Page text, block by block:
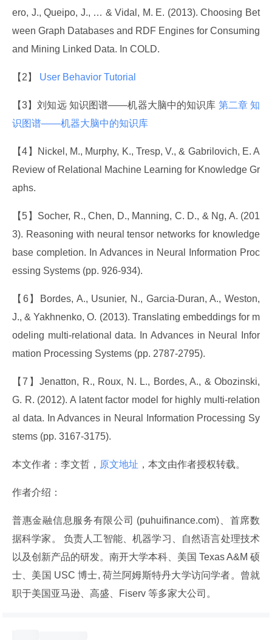
ero, J., Queipo, J., … & Vidal, M. E. (2013). Choosing Bet
ween Graph Databases and RDF Engines for Consuming
and Mining Linked Data. In COLD.
【2】 User Behavior Tutorial
【3】刘知远 知识图谱——机器大脑中的知识库 第二章 知
识图谱——机器大脑中的知识库
【4】Nickel, M., Murphy, K., Tresp, V., & Gabrilovich, E. A
Review of Relational Machine Learning for Knowledge Gr
aphs.
【5】Socher, R., Chen, D., Manning, C. D., & Ng, A. (201
3). Reasoning with neural tensor networks for knowledge
base completion. In Advances in Neural Information Proc
essing Systems (pp. 926-934).
【6】Bordes, A., Usunier, N., Garcia-Duran, A., Weston,
J., & Yakhnenko, O. (2013). Translating embeddings for m
odeling multi-relational data. In Advances in Neural Infor
mation Processing Systems (pp. 2787-2795).
【7】Jenatton, R., Roux, N. L., Bordes, A., & Obozinski,
G. R. (2012). A latent factor model for highly multi-relation
al data. In Advances in Neural Information Processing Sy
stems (pp. 3167-3175).
本文作者：李文哲， 原文地址 ，本文由作者授权转载。
作者介绍：
普惠金融信息服务有限公司 (puhuifinance.com)、首席数
据科学家。 负责人工智能、机器学习、自然语言处理技术
以及创新产品的研发。南开大学本科、美国 Texas A&M 硕
士、美国 USC 博士, 荷兰阿姆斯特丹大学访问学者。曾就
职于美国亚马逊、高盛、Fiserv 等多家大公司。